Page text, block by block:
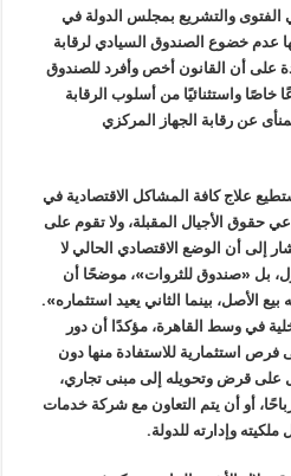
والتشريع بمجلس الدولة في
فيها عدم خضوع الصندوق السيادي لرقابة
على أن القانون أخص وأفرد للصندوق
خاصًا واستثنائيًا من أسلوب الرقابة
بمنأى عن رقابة الجهاز المركزي
علاج كافة المشاكل الاقتصادية في
حقوق الأجيال المقبلة، ولا تقوم على
إلى أن الوضع الاقتصادي الحالي لا
بل «صندوق للثروات»، موضحًا أن
بيع الأصل، بينما الثاني يعيد استثماره».
في وسط القاهرة، مؤكدًا أن دور
استثمارية للاستفادة منها دون
على قرض وتحويله إلى مبنى تجاري،
أو أن يتم التعاون مع شركة خدمات
وإدارته للدولة.